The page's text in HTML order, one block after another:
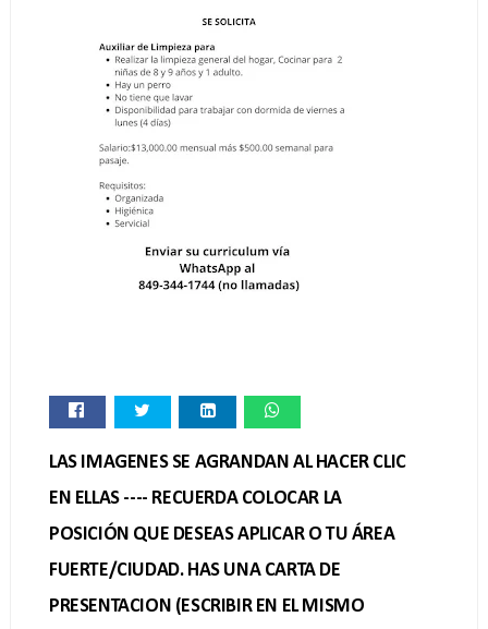
LAS IMAGENES SE AGRANDAN AL HACER CLIC
EN ELLAS ---- RECUERDA COLOCAR LA
POSICIÓN QUE DESEAS APLICAR O TU ÁREA
FUERTE/CIUDAD. HAS UNA CARTA DE
PRESENTACION (ESCRIBIR EN EL MISMO